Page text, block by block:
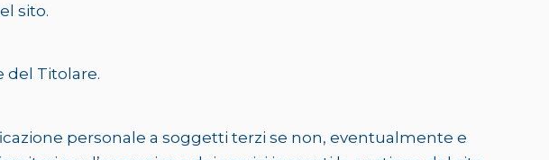
sito.
del Titolare.
personale a soggetti terzi se non, eventualmente e